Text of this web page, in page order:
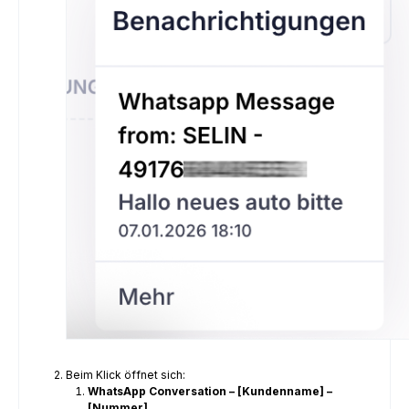
Beim Klick öffnet sich:
WhatsApp Conversation – [Kundenname] –